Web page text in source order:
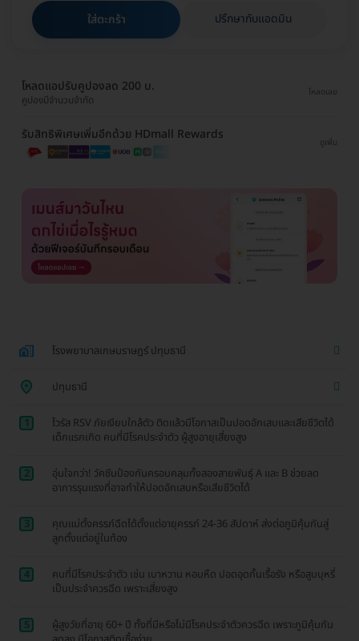
ใส่ตะกร้า ปรึกษากับแอดมิน
โหลดแอปรับคูปองลด 200 บ.
คูปองมีจำนวนจำกัด
โหลดเลย
รับสิทธิพิเศษเพิ่มอีกด้วย HDmall Rewards
ดูเพิ่ม
โรงพยาบาลเกษมราษฎร์ ปทุมธานี
ปทุมธานี
1
ไวรัส RSV ภัยเงียบใกล้ตัว ติดแล้วมีโอกาสเป็นปอดอักเสบและเสียชีวิตได้
เด็กแรกเกิด คนที่มีโรคประจำตัว ผู้สูงอายุเสี่ยงสูง
2
อุ่นใจกว่า! วัคซีนป้องกันครอบคลุมทั้งสองสายพันธุ์ A และ B ช่วยลด
อาการรุนแรงที่อาจทำให้ปอดอักเสบหรือเสียชีวิตได้
3
คุณแม่ตั้งครรภ์ฉีดได้ตั้งแต่อายุครรภ์ 24-36 สัปดาห์ ส่งต่อภูมิคุ้มกันสู่
ลูกตั้งแต่อยู่ในท้อง
4
คนที่มีโรคประจำตัว เช่น เบาหวาน หอบหืด ปอดอุดกั้นเรื้อรัง หรือสูบบุหรี่
เป็นประจำควรฉีด เพราะเสี่ยงสูง
5
ผู้สูงวัยที่อายุ 60+ ปี ทั้งที่มีหรือไม่มีโรคประจำตัวควรฉีด เพราะภูมิคุ้มกัน